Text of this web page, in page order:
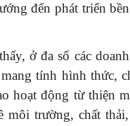
đến phát triển
ở đa số các
tính hình thức,
hoạt động từ thiện
môi trường, chất